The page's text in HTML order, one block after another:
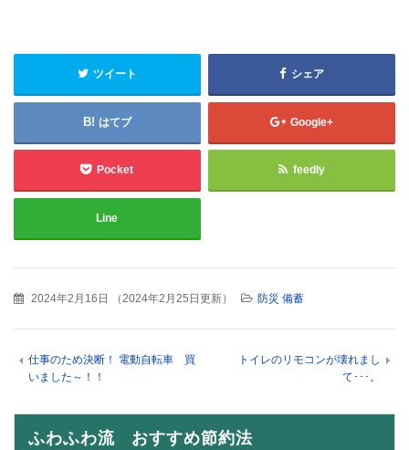
ツイート シェア
はてブ Google+
Pocket feedly
Line
2024年2月16日 （2024年2月25日更新） 防災 備蓄
仕事のため決断！ 電動自転車 買
いました～！！
トイレのリモコンが壊れまし
て･･･。
ふわふわ流 おすすめ節約法